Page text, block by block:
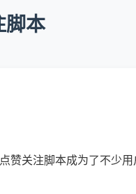
脚本
赞关注脚本成为了不少